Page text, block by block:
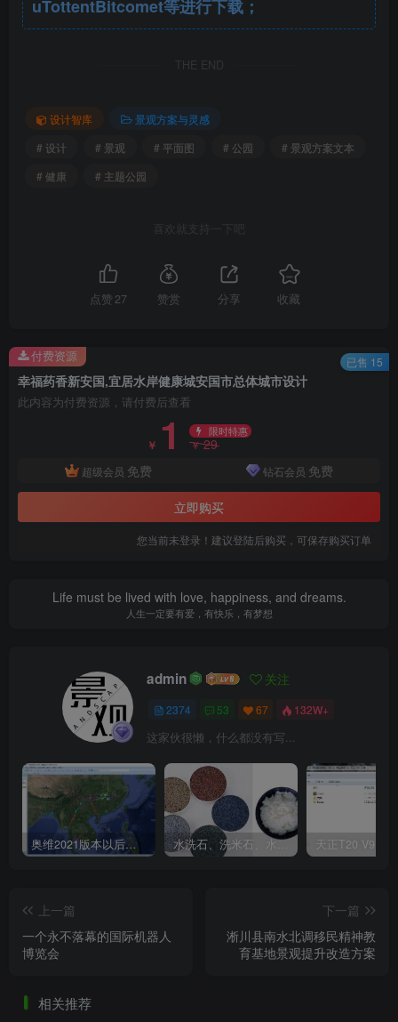
商务区.jpg
盐博馆.jpg
uTottentBitcomet等进行下载；
THE END
设计智库
景观方案与灵感
# 设计
# 景观 # 平面图 # 公园
# 景观方案文本
# 健康
# 主题公园
喜欢就支持一下吧
点赞27 赞赏 分享 收藏
幸福药香新安国,宜居水岸健康城安国市总体城市设计
此内容为付费资源，请付费后查看
￥ 1 限时特惠
￥29
超级会员 免费 钻石会员 免费
立即购买
您当前未登录！建议登陆后购买，可保存购买订单
付费资源 已售 15
Life must be lived with love, happiness, and dreams.
人生一定要有爱，有快乐，有梦想
admin 关注
2374 53 67 132W+
这家伙很懒，什么都没有写...
奥维2021版本以后不能用谷歌地图？最新解决办法苹果安卓电脑 水洗石、洗米石、水刷石、水磨石、胶粘石傻傻分不清楚
上一篇
一个永不落幕的国际机器人
博览会
下一篇
淅川县南水北调移民精神教
育基地景观提升改造方案
相关推荐